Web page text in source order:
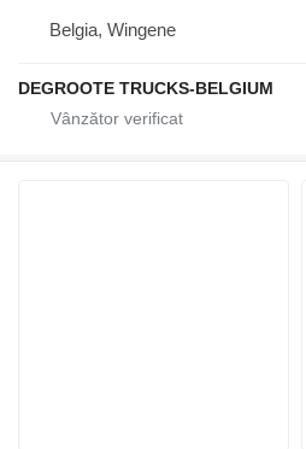
Belgia, Wingene
DEGROOTE TRUCKS-BELGIUM